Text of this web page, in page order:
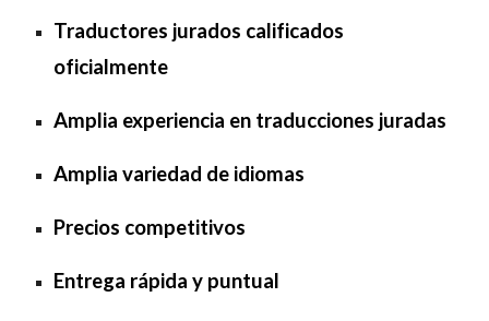
Traductores jurados calificados
oficialmente
Amplia experiencia en traducciones juradas
Amplia variedad de idiomas
Precios competitivos
Entrega rápida y puntual